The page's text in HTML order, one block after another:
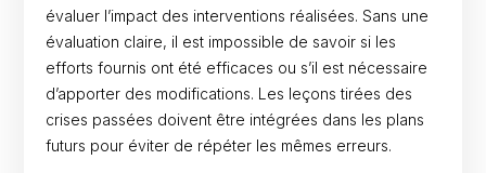
évaluer l’impact des interventions réalisées. Sans une
évaluation claire, il est impossible de savoir si les
efforts fournis ont été efficaces ou s’il est nécessaire
d’apporter des modifications. Les leçons tirées des
crises passées doivent être intégrées dans les plans
futurs pour éviter de répéter les mêmes erreurs.